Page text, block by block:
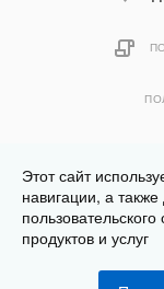
2026 ©
Этот сайт
навигации, а
продуктов и услуг